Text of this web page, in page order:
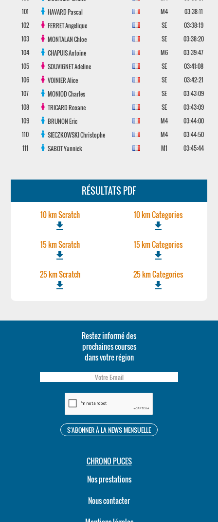
101
HAVARDPascal M4
03:38:11
102
FERRETAngelique SE
03:38:19
103
MONTALANChloe SE
03:38:20
104
CHAPUISAntoine M6
03:39:47
105
SOUVIGNETAdeline SE
03:41:08
106
VOINIERAlice SE
03:42:21
107
MONIODCharles SE
03:43:09
108
TRICARDRoxane SE
03:43:09
109
BRUNONEric M4
03:44:00
110
SIECZKOWSKIChristophe M4
03:44:50
111
SABOTYannick M1 03:45:44
RÉSULTATS PDF
10 km Scratch
file_download
10 km Categories
file_download
15 km Scratch
file_download
15 km Categories
file_download
25 km Scratch
file_download
25 km Categories
file_download
Restez informé des
prochaines courses
dans votre région
CHRONO PUCES
Nos prestations
Nous contacter